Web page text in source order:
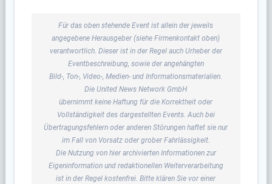
Für das oben stehende Event ist allein der jeweils
angegebene Herausgeber (siehe Firmenkontakt oben)
verantwortlich. Dieser ist in der Regel auch Urheber der
Eventbeschreibung, sowie der angehängten
Bild-, Ton-, Video-, Medien- und Informationsmaterialien.
Die United News Network GmbH
übernimmt keine Haftung für die Korrektheit oder
Vollständigkeit des dargestellten Events. Auch bei
Übertragungsfehlern oder anderen Störungen haftet sie nur
im Fall von Vorsatz oder grober Fahrlässigkeit.
Die Nutzung von hier archivierten Informationen zur
Eigeninformation und redaktionellen Weiterverarbeitung
ist in der Regel kostenfrei. Bitte klären Sie vor einer